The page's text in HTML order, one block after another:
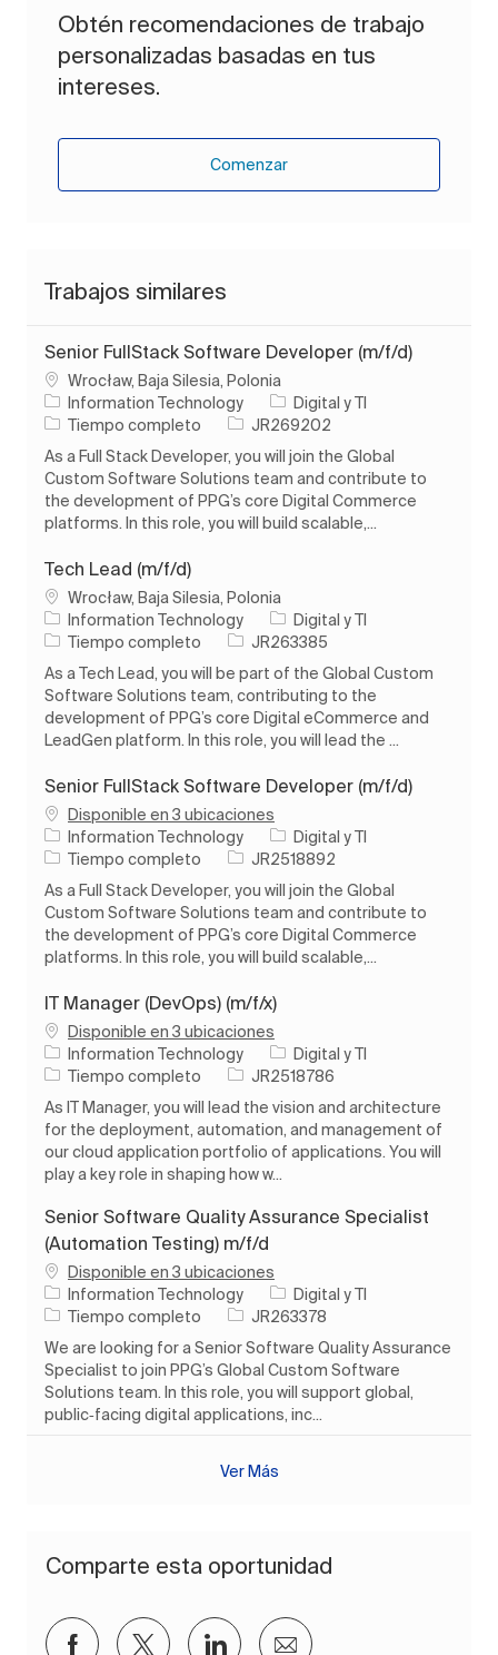
Obtén recomendaciones de trabajo
personalizadas basadas en tus
intereses.
Comenzar
Trabajos similares
Senior FullStack Software Developer (m/f/d)
Ubicación
Wrocław, Baja Silesia, Polonia
Information Technology
Categoría
Digital y TI
Tipo de trabajo
Tiempo completo ID de trabajo
JR269202
As a Full Stack Developer, you will join the Global
Custom Software Solutions team and contribute to
the development of PPG’s core Digital Commerce
platforms. In this role, you will build scalable,...
Tech Lead (m/f/d)
Ubicación
Wrocław, Baja Silesia, Polonia
Information Technology
Categoría
Digital y TI
Tipo de trabajo
Tiempo completo ID de trabajo
JR263385
As a Tech Lead, you will be part of the Global Custom
Software Solutions team, contributing to the
development of PPG’s core Digital eCommerce and
LeadGen platform. In this role, you will lead the ...
Senior FullStack Software Developer (m/f/d)
Disponible en 3 ubicaciones
Information Technology
Categoría
Digital y TI
Tipo de trabajo
Tiempo completo ID de trabajo
JR2518892
As a Full Stack Developer, you will join the Global
Custom Software Solutions team and contribute to
the development of PPG’s core Digital Commerce
platforms. In this role, you will build scalable,...
IT Manager (DevOps) (m/f/x)
Disponible en 3 ubicaciones
Information Technology
Categoría
Digital y TI
Tipo de trabajo
Tiempo completo ID de trabajo
JR2518786
As IT Manager, you will lead the vision and architecture
for the deployment, automation, and management of
our cloud application portfolio of applications. You will
play a key role in shaping how w...
Senior Software Quality Assurance Specialist
(Automation Testing) m/f/d
Disponible en 3 ubicaciones
Information Technology
Categoría
Digital y TI
Tipo de trabajo
Tiempo completo ID de trabajo
JR263378
We are looking for a Senior Software Quality Assurance
Specialist to join PPG’s Global Custom Software
Solutions team. In this role, you will support global,
public‑facing digital applications, inc...
Ver Más
Comparte esta oportunidad
Compartir a través de Facebook
Compartir a través de twitter
Compartir a través de
Compartir por